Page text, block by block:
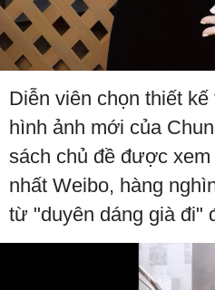
Diễn viên chọn thiết
hình ảnh mới của
sách chủ đề được
nhất Weibo, hàng
từ "duyên dáng già đi"